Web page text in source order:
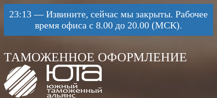
23:13—Извините, сейчас мы закрыты. Рабочее
время офиса с 8.00 до 20.00 (МСК).